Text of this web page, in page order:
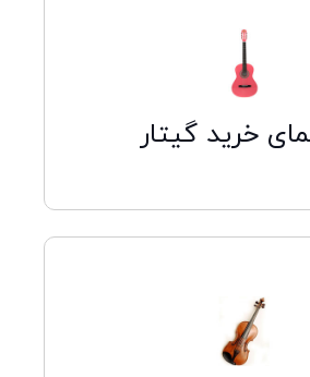
خرید گیتار
کلیک کنید
کلیک کنید